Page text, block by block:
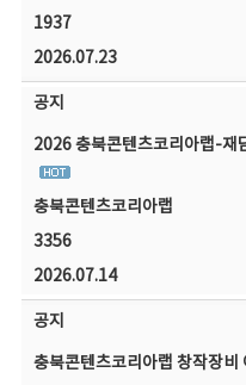
1937
2026.07.23
공지
2026 충북콘텐츠코리아랩-재
충북콘텐츠코리아랩
3356
2026.07.14
공지
충북콘텐츠코리아랩 창작장비